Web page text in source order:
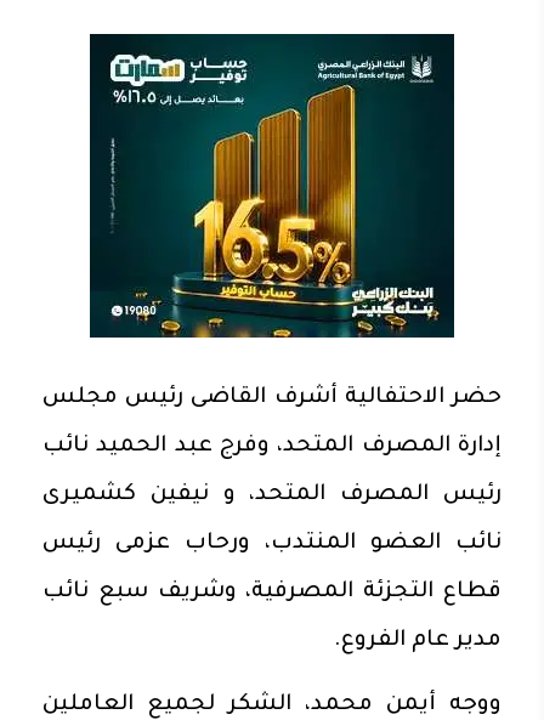
حضر الاحتفالية أشرف القاضى رئيس مجلس
إدارة المصرف المتحد، وفرج عبد الحميد نائب
رئيس المصرف المتحد، و نيفين كشميرى
نائب العضو المنتدب، ورحاب عزمى رئيس
قطاع التجزئة المصرفية، وشريف سبع نائب
مدير عام الفروع.
ووجه أيمن محمد، الشكر لجميع العاملين